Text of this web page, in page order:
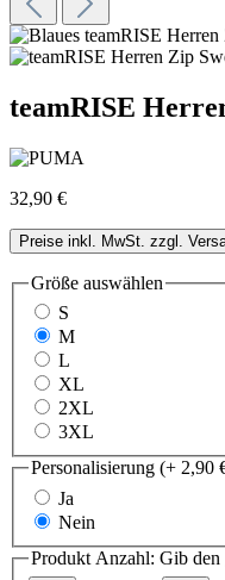
teamRISE
32,90 €
Preise inkl. MwSt. zzgl.
Größe auswählen
S
M
L
XL
2XL
3XL
Personalisierung (+
Ja
Nein
Produkt Anzahl: Gib den